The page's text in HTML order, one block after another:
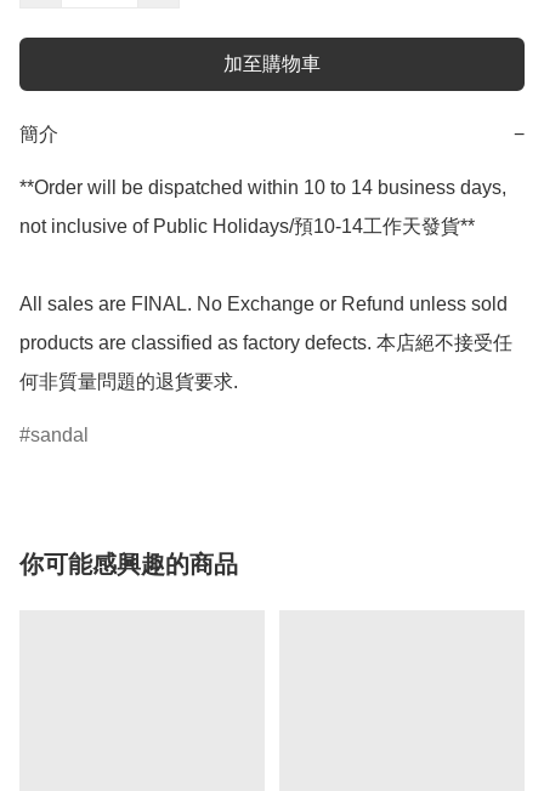
加至購物車
簡介 −
**Order will be dispatched within 10 to 14 business days,
not inclusive of Public Holidays/預10-14工作天發貨**
All sales are FINAL. No Exchange or Refund unless sold
products are classified as factory defects. 本店絕不接受任
何非質量問題的退貨要求.
sandal
你可能感興趣的商品